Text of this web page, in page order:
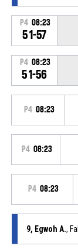
P4 08:23
51-57
P4 08:23
51-56
P4 08:23
P4 08:23
P4 08:23
9, Egwoh A.,